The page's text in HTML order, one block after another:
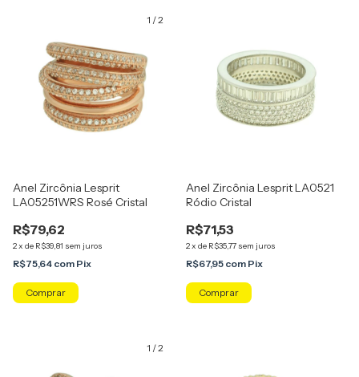
1 /2
Anel Zircônia Lesprit
LA05251WRS Rosé Cristal
R$79,62
2x de R$39,81 sem juros
R$75,64 com Pix
Comprar
Anel Zircônia Lesprit LA0521
Ródio Cristal
R$71,53
2x de R$35,77 sem juros
R$67,95 com Pix
Comprar
1 /2